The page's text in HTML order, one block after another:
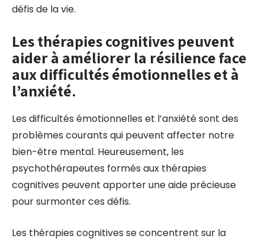
défis de la vie.
Les thérapies cognitives peuvent
aider à améliorer la résilience face
aux difficultés émotionnelles et à
l’anxiété.
Les difficultés émotionnelles et l’anxiété sont des
problèmes courants qui peuvent affecter notre
bien-être mental. Heureusement, les
psychothérapeutes formés aux thérapies
cognitives peuvent apporter une aide précieuse
pour surmonter ces défis.
Les thérapies cognitives se concentrent sur la